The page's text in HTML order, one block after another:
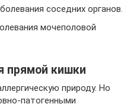
соседних органов.
мочеполовой
прямой кишки
природу. Но
патогенными